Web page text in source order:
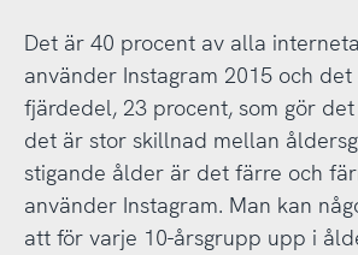
Det är 40 procent av alla
använder Instagram 2015 och
fjärdedel, 23 procent, som gör
det är stor skillnad mellan
stigande ålder är det färre och
använder Instagram. Man kan
att för varje 10-årsgrupp upp i